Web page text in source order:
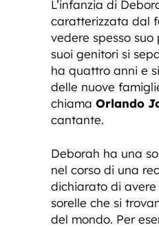
L’infanzia di
caratterizzata dal
vedere spesso
suoi genitori si
ha quattro anni e
delle nuove
chiama Orlando
cantante.
Deborah ha una
nel corso di una
dichiarato di
sorelle che si
del mondo. Per